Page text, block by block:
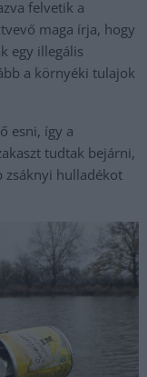
felvetik a
maga írja, hogy
egy illegális
a környéki tulajok
esni, így a
tudtak bejárni,
zsáknyi hulladékot